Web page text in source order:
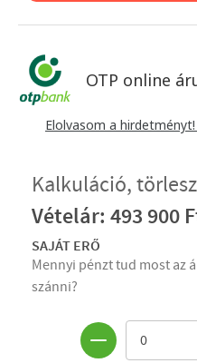
OTP online
Elolvasom a hirdetményt!